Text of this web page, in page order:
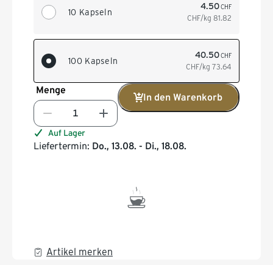
10 Kapseln
4.50CHF
CHF/kg 81.82
100 Kapseln
40.50CHF
CHF/kg 73.64
Menge
In den Warenkorb
Auf Lager
Liefertermin: Do., 13.08. - Di., 18.08.
Artikel merken